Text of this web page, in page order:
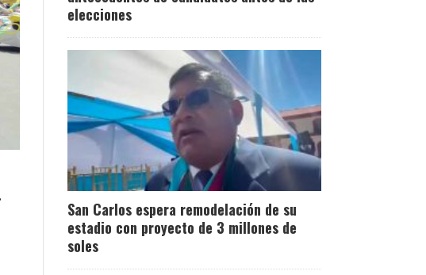
elecciones
San Carlos espera remodelación de su
estadio con proyecto de 3 millones de
soles